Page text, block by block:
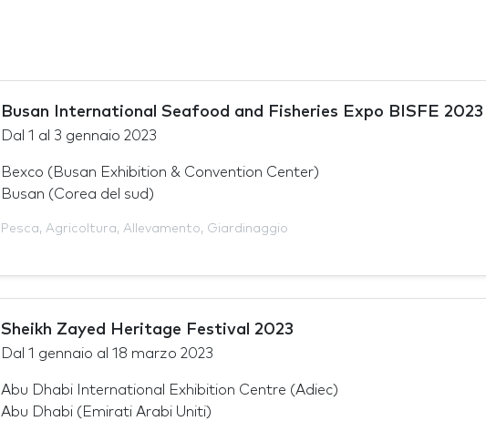
Busan International Seafood and Fisheries Expo BISFE 2023
Dal 1 al 3 gennaio 2023
Bexco (Busan Exhibition & Convention Center)
Busan (Corea del sud)
Pesca, Agricoltura, Allevamento, Giardinaggio
Sheikh Zayed Heritage Festival 2023
Dal 1 gennaio al 18 marzo 2023
Abu Dhabi International Exhibition Centre (Adiec)
Abu Dhabi (Emirati Arabi Uniti)